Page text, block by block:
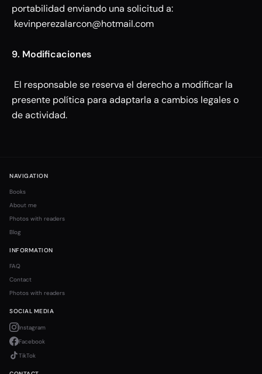
portabilidad enviando una solicitud a:
kevinperezalarcon@hotmail.com
9. Modificaciones
El responsable se reserva el derecho a modificar la
presente política para adaptarla a cambios legales o
de actividad.
NAVIGATION
Books
About me
Photos with readers
Blog
INFORMATION
FAQ
Contact
Photos with readers
SOCIAL MEDIA
Instagram
Facebook
TikTok